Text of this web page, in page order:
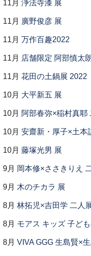
11月 浄法寺漆 展
11月 廣野俊彦 展
11月 万作百趣2022
11月 店舗限定 阿部慎太
11月 花田の土鍋展 2022
10月 大平新五 展
10月 阿部春弥×稲村真耶
10月 安齋新・厚子×土本
10月 藤塚光男 展
9月 岡本修×ささきりえ
9月 木のチカラ 展
8月 林拓児×吉田学 二人
8月 モアス キッズ 子ど
8月 VIVA GGG 生島賢×